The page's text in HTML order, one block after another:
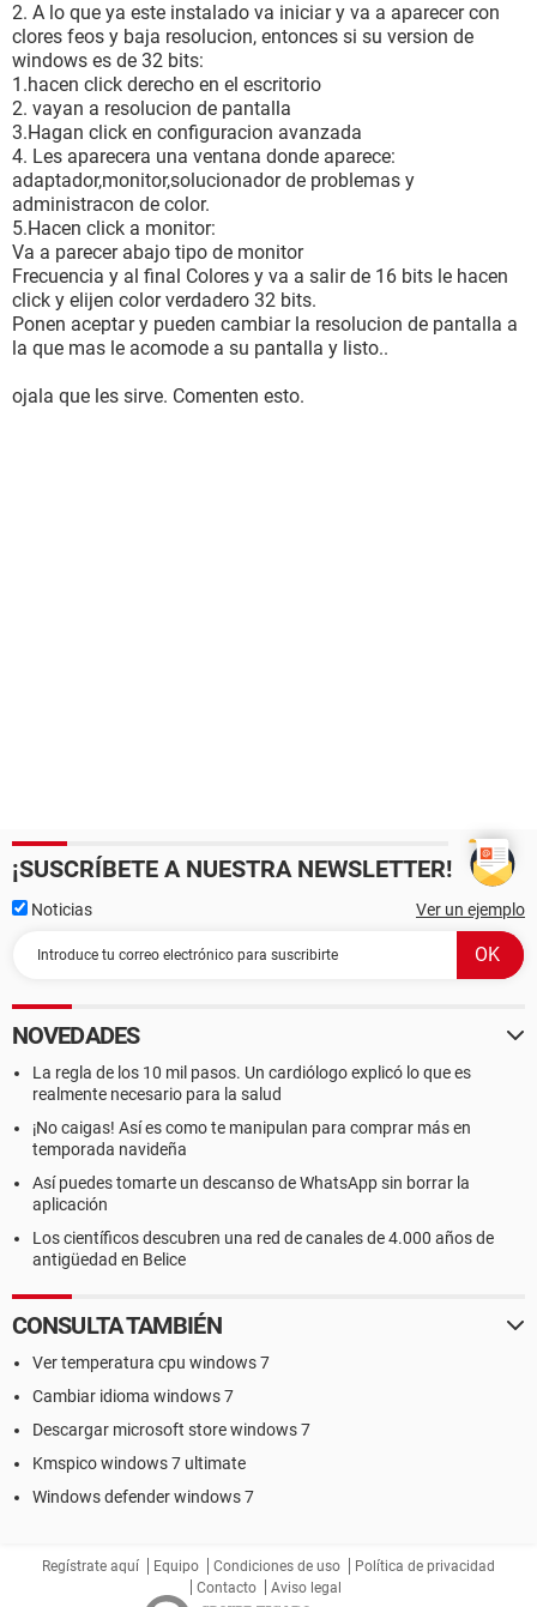
2. A lo que ya este instalado va iniciar y va a aparecer con
clores feos y baja resolucion, entonces si su version de
windows es de 32 bits:
1.hacen click derecho en el escritorio
2. vayan a resolucion de pantalla
3.Hagan click en configuracion avanzada
4. Les aparecera una ventana donde aparece:
adaptador,monitor,solucionador de problemas y
administracon de color.
5.Hacen click a monitor:
Va a parecer abajo tipo de monitor
Frecuencia y al final Colores y va a salir de 16 bits le hacen
click y elijen color verdadero 32 bits.
Ponen aceptar y pueden cambiar la resolucion de pantalla a
la que mas le acomode a su pantalla y listo..
ojala que les sirve. Comenten esto.
¡SUSCRÍBETE A NUESTRA NEWSLETTER!
Noticias Ver un ejemplo
NOVEDADES
La regla de los 10 mil pasos. Un cardiólogo explicó lo que es
realmente necesario para la salud
¡No caigas! Así es como te manipulan para comprar más en
temporada navideña
Así puedes tomarte un descanso de WhatsApp sin borrar la
aplicación
Los científicos descubren una red de canales de 4.000 años de
antigüedad en Belice
CONSULTA TAMBIÉN
Ver temperatura cpu windows 7
Cambiar idioma windows 7
Descargar microsoft store windows 7
Kmspico windows 7 ultimate
Windows defender windows 7
Regístrate aquí Equipo Condiciones de uso
Política de privacidad
Contacto
Aviso legal